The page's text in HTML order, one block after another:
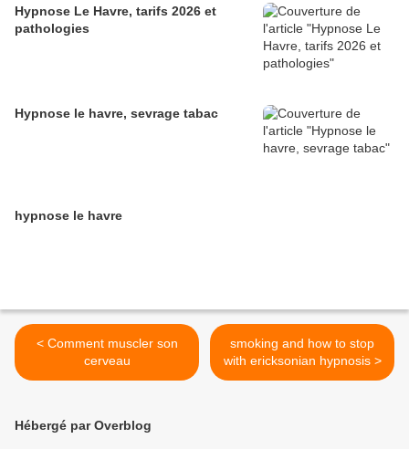
Hypnose Le Havre, tarifs 2026 et
pathologies
Hypnose le havre, sevrage tabac
hypnose le havre
< Comment muscler son
cerveau
smoking and how to stop
with ericksonian hypnosis >
Hébergé par Overblog